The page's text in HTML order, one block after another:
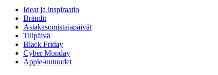
Ideat ja inspiraatio
Brändit
Asiakasomistajapäivät
Tilipäivä
Black Friday
Cyber Monday
Apple-uutuudet